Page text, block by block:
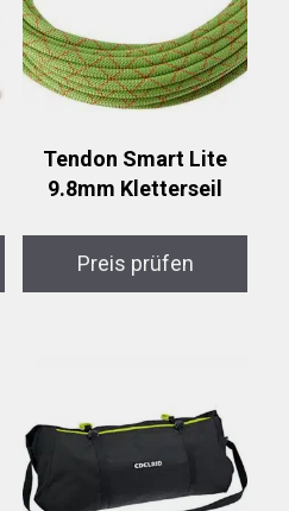
Tendon Smart Lite
9.8mm Kletterseil
Preis prüfen